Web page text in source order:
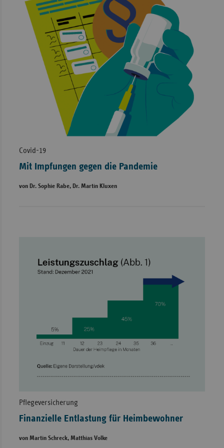
Covid-19
Mit Impfungen gegen die Pandemie
von Dr. Sophie Rabe, Dr. Martin Kluxen
Pflegeversicherung
Finanzielle Entlastung für Heimbewohner
von Martin Schreck, Matthias Volke